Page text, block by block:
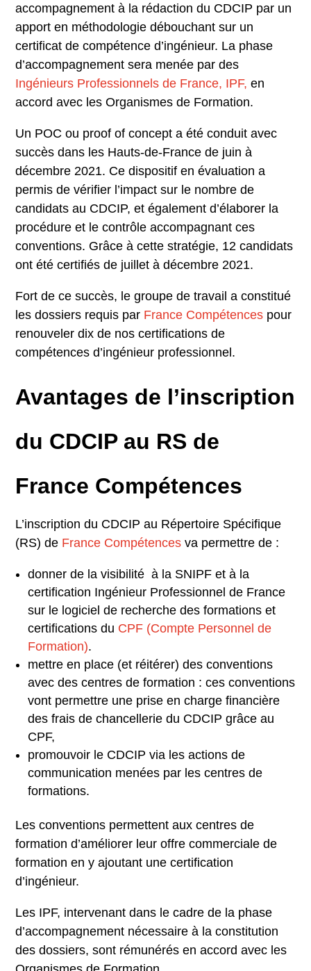
accompagnement à la rédaction du CDCIP par un
apport en méthodologie débouchant sur un
certificat de compétence d’ingénieur. La phase
d’accompagnement sera menée par des
Ingénieurs Professionnels de France, IPF, en
accord avec les Organismes de Formation.
Un POC ou proof of concept a été conduit avec
succès dans les Hauts-de-France de juin à
décembre 2021. Ce dispositif en évaluation a
permis de vérifier l’impact sur le nombre de
candidats au CDCIP, et également d’élaborer la
procédure et le contrôle accompagnant ces
conventions. Grâce à cette stratégie, 12 candidats
ont été certifiés de juillet à décembre 2021.
Fort de ce succès, le groupe de travail a constitué
les dossiers requis par France Compétences pour
renouveler dix de nos certifications de
compétences d’ingénieur professionnel.
Avantages de l’inscription
du CDCIP au RS de
France Compétences
L’inscription du CDCIP au Répertoire Spécifique
(RS) de France Compétences va permettre de :
donner de la visibilité à la SNIPF et à la
certification Ingénieur Professionnel de France
sur le logiciel de recherche des formations et
certifications du CPF (Compte Personnel de
Formation).
mettre en place (et réitérer) des conventions
avec des centres de formation : ces conventions
vont permettre une prise en charge financière
des frais de chancellerie du CDCIP grâce au
CPF,
promouvoir le CDCIP via les actions de
communication menées par les centres de
formations.
Les conventions permettent aux centres de
formation d’améliorer leur offre commerciale de
formation en y ajoutant une certification
d’ingénieur.
Les IPF, intervenant dans le cadre de la phase
d’accompagnement nécessaire à la constitution
des dossiers, sont rémunérés en accord avec les